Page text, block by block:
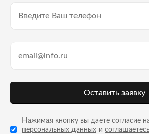
Оставить заявку
Нажимая кнопку вы даете согласие
персональных данных и